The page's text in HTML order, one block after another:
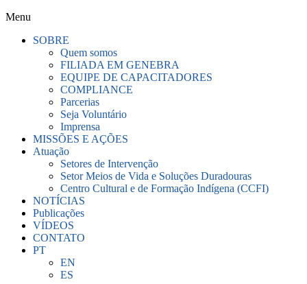
Menu
SOBRE
Quem somos
FILIADA EM GENEBRA
EQUIPE DE CAPACITADORES
COMPLIANCE
Parcerias
Seja Voluntário
Imprensa
MISSÕES E AÇÕES
Atuação
Setores de Intervenção
Setor Meios de Vida e Soluções Duradouras
Centro Cultural e de Formação Indígena (CCFI)
NOTÍCIAS
Publicações
VÍDEOS
CONTATO
PT
EN
ES